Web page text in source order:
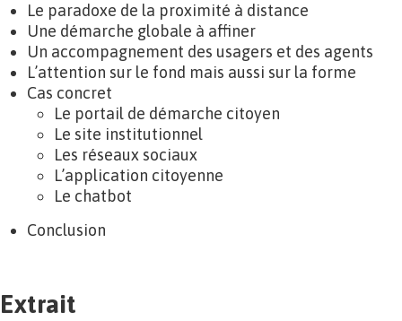
Le paradoxe de la proximité à distance
Une démarche globale à affiner
Un accompagnement des usagers et des agents
L’attention sur le fond mais aussi sur la forme
Cas concret
Le portail de démarche citoyen
Le site institutionnel
Les réseaux sociaux
L’application citoyenne
Le chatbot
Conclusion
Extrait